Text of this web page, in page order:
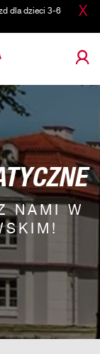
X
dla dzieci 3-6
NAMI W